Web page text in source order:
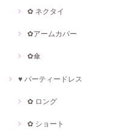
✿ ネクタイ
✿アームカバー
✿傘
♥ パーティードレス
✿ ロング
✿ ショート